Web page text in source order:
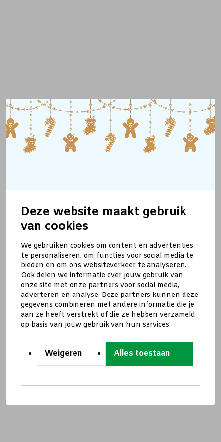
Deze website maakt gebruik
van cookies
We gebruiken cookies om content en advertenties
te personaliseren, om functies voor social media te
bieden en om ons websiteverkeer te analyseren.
Ook delen we informatie over jouw gebruik van
onze site met onze partners voor social media,
adverteren en analyse. Deze partners kunnen deze
gegevens combineren met andere informatie die je
aan ze heeft verstrekt of die ze hebben verzameld
op basis van jouw gebruik van hun services.
Weigeren Alles toestaan